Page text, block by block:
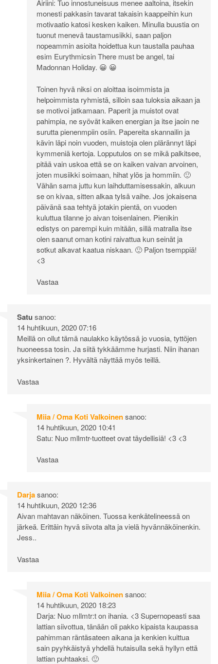
Airiini: Tuo innostuneisuus menee aaltoina, itsekin
monesti pakkasin tavarat takaisin kaappeihin kun
motivaatio katosi kesken kaiken. Minulla buustia on
tuonut menevä taustamusiikki, saan paljon
nopeammin asioita hoidettua kun taustalla pauhaa
esim Eurythmicsin There must be angel, tai
Madonnan Holiday. 😀 😀
Toinen hyvä niksi on aloittaa isoimmista ja
helpoimmista ryhmistä, silloin saa tuloksia aikaan ja
se motivoi jatkamaan. Paperit ja muistot ovat
pahimpia, ne syövät kaiken energian ja itse jaoin ne
surutta pienenmpiin osiin. Papereita skannailin ja
kävin läpi noin vuoden, muistoja olen plärännyt läpi
kymmeniä kertoja. Lopputulos on se mikä palkitsee,
pitää vain uskoa että se on kaiken vaivan arvoinen,
joten musiikki soimaan, hihat ylös ja hommiin. 🙂
Vähän sama juttu kun laihduttamisessakin, alkuun
se on kivaa, sitten alkaa tylsä vaihe. Jos jokaisena
päivänä saa tehtyä jotakin pientä, on vuoden
kuluttua tilanne jo aivan toisenlainen. Pienikin
edistys on parempi kuin mitään, sillä matralla itse
olen saanut oman kotini raivattua kun seinät ja
sotkut alkavat kaatua niskaan. 🙂 Paljon tsemppiä!
<3
Vastaa
Satu sanoo:
14 huhtikuun, 2020 07:16
Meillä on ollut tämä naulakko käytössä jo vuosia, tyttöjen
huoneessa tosin. Ja siitä tykkäämme hurjasti. Niin ihanan
yksinkertainen ?. Hyvältä näyttää myös teillä.
Vastaa
Miia / Oma Koti Valkoinensanoo:
14 huhtikuun, 2020 10:41
Satu: Nuo mllmtr-tuotteet ovat täydellisiä! <3 <3
Vastaa
Darjasanoo:
14 huhtikuun, 2020 12:36
Aivan mahtavan näköinen. Tuossa kenkätelineessä on
järkeä. Erittäin hyvä siivota alta ja vielä hyvännäköinenkin.
Jess..
Vastaa
Miia / Oma Koti Valkoinensanoo:
14 huhtikuun, 2020 18:23
Darja: Nuo mllmtr:t on ihania. <3 Supernopeasti saa
lattian siivottua, tänään oli pakko kipaista kaupassa
pahimman räntäsateen aikana ja kenkien kuittua
sain pyyhkäistyä yhdellä hutaisulla sekä hyllyn että
lattian puhtaaksi. 🙂